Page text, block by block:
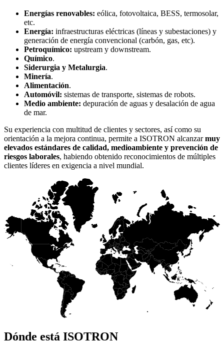
Energías renovables: eólica, fotovoltaica, BESS, termosolar,
etc.
Energía: infraestructuras eléctricas (líneas y subestaciones) y
generación de energía convencional (carbón, gas, etc).
Petroquímico: upstream y downstream.
Químico.
Siderurgia y Metalurgia.
Minería.
Alimentación.
Automóvil: sistemas de transporte, sistemas de robots.
Medio ambiente: depuración de aguas y desalación de agua
de mar.
Su experiencia con multitud de clientes y sectores, así como su
orientación a la mejora continua, permite a ISOTRON alcanzarmuy
elevados estándares de calidad, medioambiente y prevención de
riesgos laborales, habiendo obtenido reconocimientos de múltiples
clientes líderes en exigencia a nivel mundial.
Dónde está ISOTRON